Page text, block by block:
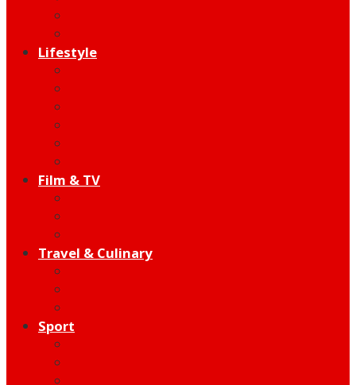
Lifestyle
Film & TV
Travel & Culinary
Sport